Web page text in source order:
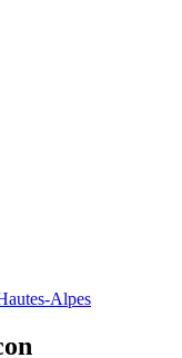
Alpes